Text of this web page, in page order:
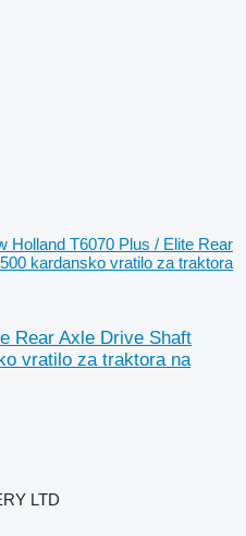
Holland T6070 Plus / Elite Rear
kardansko vratilo za traktora
Rear Axle Drive Shaft
vratilo za traktora na
LTD